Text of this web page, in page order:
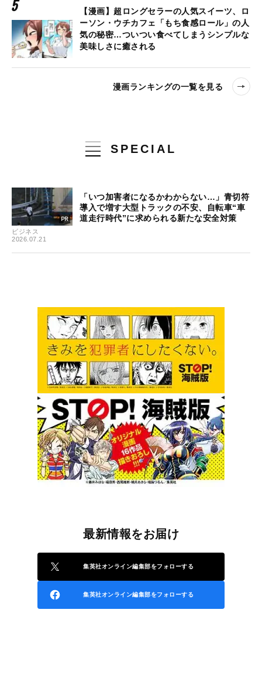
【漫画】超ロングセラーの人気スイーツ、ロ
ーソン・ウチカフェ「もち食感ロール」の人
気の秘密…ついつい食べてしまうシンプルな
美味しさに癒される
漫画ランキングの一覧を見る
SPECIAL
ビジネス
2026.07.21
「いつ加害者になるかわからない…」青切符
導入で増す大型トラックの不安、自転車“車
道走行時代”に求められる新たな安全対策
最新情報をお届け
集英社オンライン編集部をフォローする
集英社オンライン編集部をフォローする